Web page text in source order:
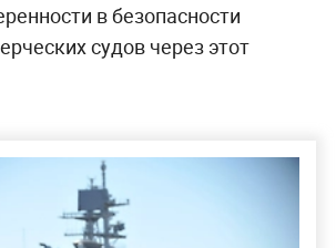
в безопасности
судов через этот